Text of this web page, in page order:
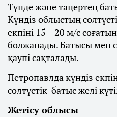
Түнде және таңертең
Күндіз облыстың
екпіні 15 – 20 м/с
болжанады. Батысы мен
қаупі сақталады.
Петропавлда күндіз
солтүстік-батыс желі
Жетісу облысы